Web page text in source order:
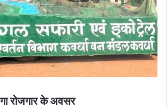
रोजगार के अवसर